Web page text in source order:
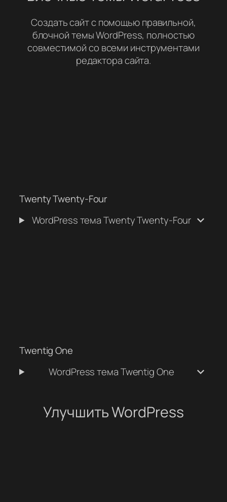
Создать сайт с помощью правильной,
блочной темы WordPress, полностью
совместимой со всеми инструментами
редактора сайта.
Twenty Twenty-Four
WordPress тема Twenty Twenty-Four
Twentig One
WordPress тема Twentig One
Улучшить WordPress